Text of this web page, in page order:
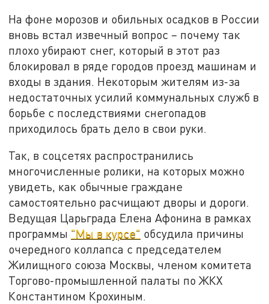
На фоне морозов и обильных осадков в России
вновь встал извечный вопрос – почему так
плохо убирают снег, который в этот раз
блокировал в ряде городов проезд машинам и
входы в здания. Некоторым жителям из-за
недостаточных усилий коммунальных служб в
борьбе с последствиями снегопадов
приходилось брать дело в свои руки.
Так, в соцсетях распространились
многочисленные ролики, на которых можно
увидеть, как обычные граждане
самостоятельно расчищают дворы и дороги.
Ведущая Царьграда Елена Афонина в рамках
программы "Мы в курсе" обсудила причины
очередного коллапса с председателем
Жилищного союза Москвы, членом комитета
Торгово-промышленной палаты по ЖКХ
Константином Крохиным.